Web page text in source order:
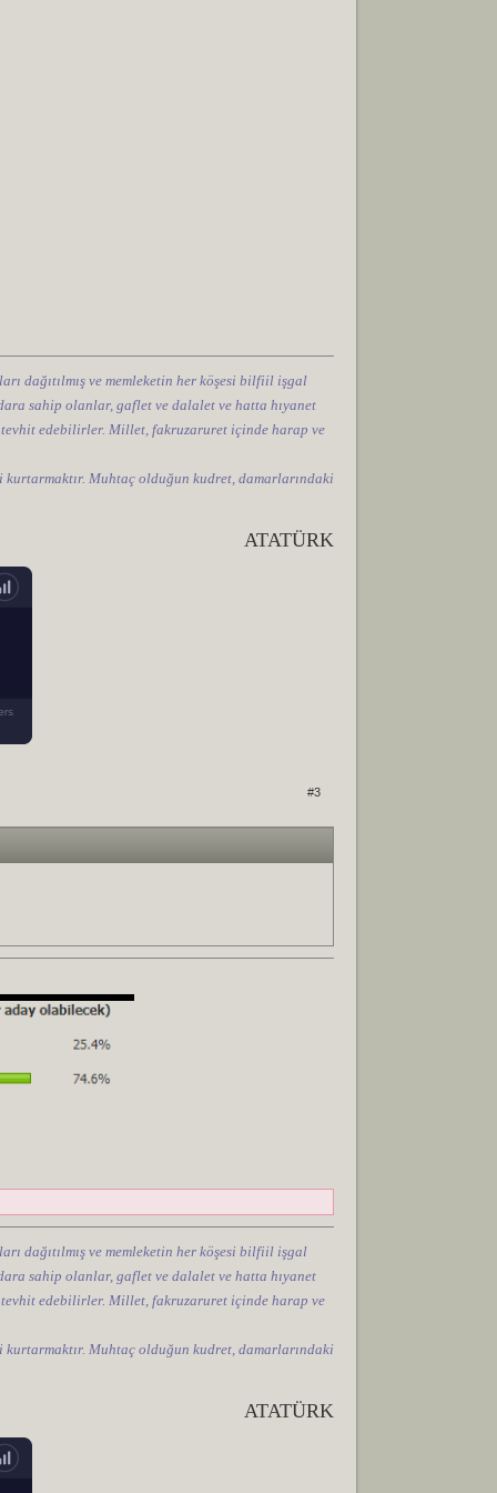
dağıtılmış ve memleketin her köşesi bilfiil işgal
sahip olanlar, gaflet ve dalalet ve hatta hıyanet
edebilirler. Millet, fakruzaruret içinde harap ve
Muhtaç olduğun kudret, damarlarındaki
ATATÜRK
#3
dağıtılmış ve memleketin her köşesi bilfiil işgal
sahip olanlar, gaflet ve dalalet ve hatta hıyanet
edebilirler. Millet, fakruzaruret içinde harap ve
Muhtaç olduğun kudret, damarlarındaki
ATATÜRK